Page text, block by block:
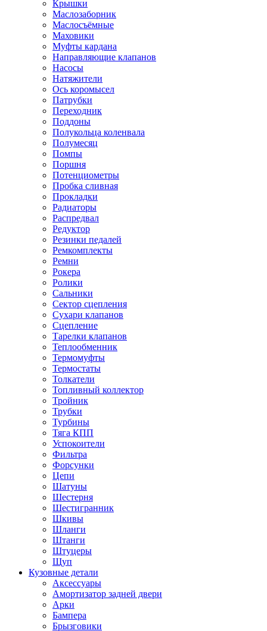
Крышки
Маслозаборник
Маслосъёмные
Маховики
Муфты кардана
Направляющие клапанов
Насосы
Натяжители
Ось коромысел
Патрубки
Переходник
Поддоны
Полукольца коленвала
Полумесяц
Помпы
Поршня
Потенциометры
Пробка сливная
Прокладки
Радиаторы
Распредвал
Редуктор
Резинки педалей
Ремкомплекты
Ремни
Рокера
Ролики
Сальники
Сектор сцепления
Сухари клапанов
Сцепление
Тарелки клапанов
Теплообменник
Термомуфты
Термостаты
Толкатели
Топливный коллектор
Тройник
Трубки
Турбины
Тяга КПП
Успокоители
Фильтра
Форсунки
Цепи
Шатуны
Шестерня
Шестигранник
Шкивы
Шланги
Штанги
Штуцеры
Щуп
Кузовные детали
Аксессуары
Амортизатор задней двери
Арки
Бампера
Брызговики